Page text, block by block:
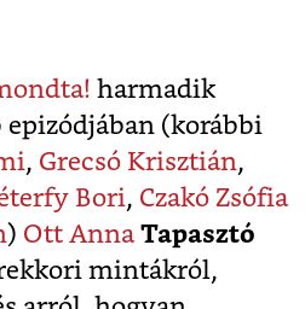
harmadik
epizódjában (korábbi
, Grecsó Krisztián,
Bori, Czakó Zsófia
) Ott AnnaTapasztó
mintákról,